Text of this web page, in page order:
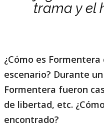
trama y el
¿Cómo es Formentera
escenario? Durante
Formentera fueron
de libertad, etc.
encontrado?